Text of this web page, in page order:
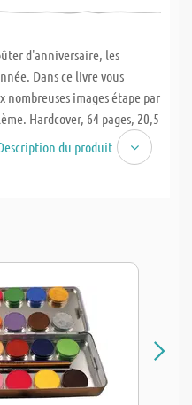
d'anniversaire, les
Dans ce livre vous
nombreuses images étape par
Hardcover, 64 pages, 20,5
Ils ne seront NI
du produit